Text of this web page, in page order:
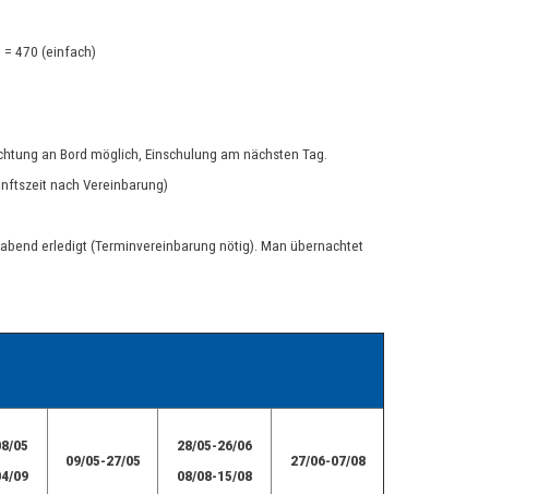
470 (einfach)
an Bord möglich, Einschulung am nächsten Tag.
nach Vereinbarung)
erledigt (Terminvereinbarung nötig). Man übernachtet
05
09
09/05-27/05
28/05-26/06
08/08-15/08
27/06-07/08